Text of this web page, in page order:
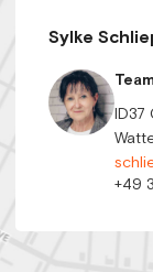
Sylke
ID37
+49